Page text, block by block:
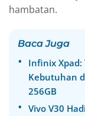
hambatan.
Baca Juga
Infinix Xpad:
Kebutuhan
256GB
Vivo V30